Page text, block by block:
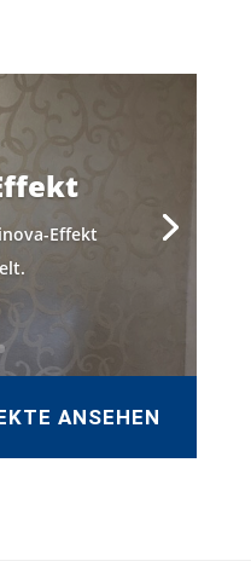
Effekt
ANSEHEN